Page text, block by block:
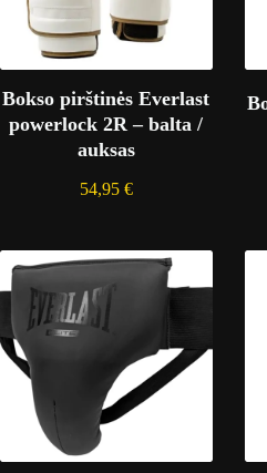
Bokso pirštinės Everlast
powerlock 2R – balta /
auksas
54,95 €